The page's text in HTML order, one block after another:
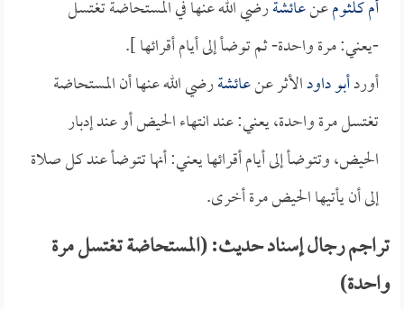
أم كلثومعنعائشةرضي الله عنها في المستحاضة تغتسل
-يعني: مرة واحدة- ثم توضأ إلى أيام أقرائها ].
أوردأبو داودالأثر عنعائشةرضي الله عنها أن المستحاضة
تغتسل مرة واحدة، يعني: عند انتهاء الحيض أو عند إدبار
الحيض، وتتوضأ إلى أيام أقرائها يعني: أنها تتوضأ عند كل صلاة
إلى أن يأتيها الحيض مرة أخرى.
تراجم رجال إسناد حديث: (المستحاضة تغتسل مرة
واحدة)